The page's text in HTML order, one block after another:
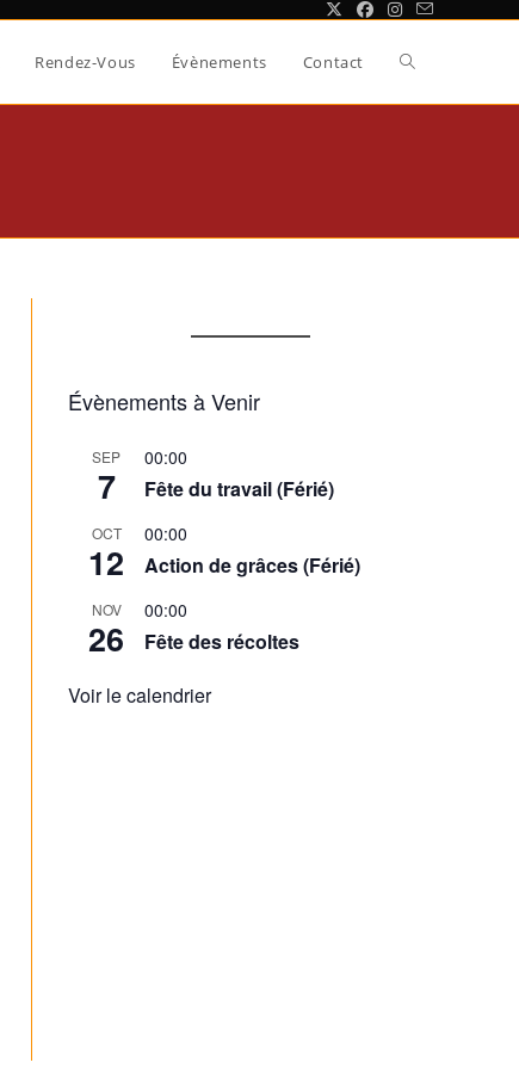
Rendez-Vous Évènements Contact Toggle
Évènements à Venir
SEP
7
00:00
Fête du travail (Férié)
OCT
12
00:00
Action de grâces (Férié)
NOV
26
00:00
Fête des récoltes
Voir le calendrier